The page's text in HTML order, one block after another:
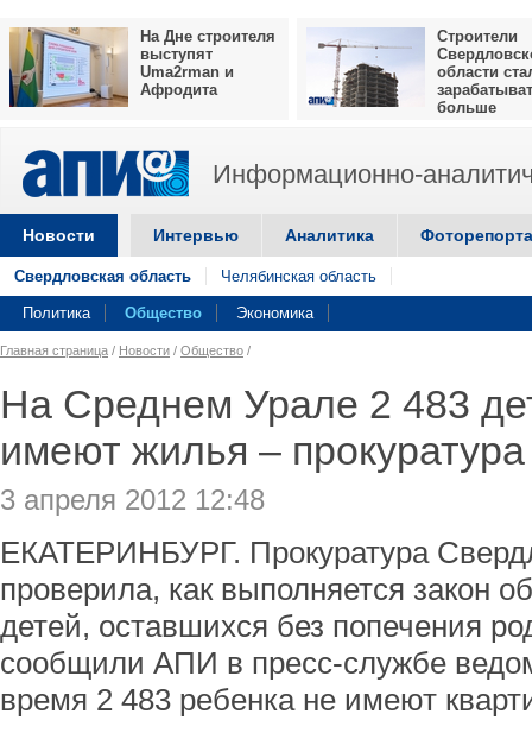
На Дне строителя
выступят
Uma2rman и
Афродита
Строители
области
больше
Информационно-
Новости Интервью Аналитика
Свердловская область Челябинская область
Политика Общество Экономика
Главная страница / Новости / Общество /
На Среднем Урале 2 483
имеют жилья – прокуратура
3 апреля 2012 12:48
ЕКАТЕРИНБУРГ. Прокуратура
проверила, как выполняется закон
детей, оставшихся без попечения
сообщили АПИ в пресс-службе
время 2 483 ребенка не имеют